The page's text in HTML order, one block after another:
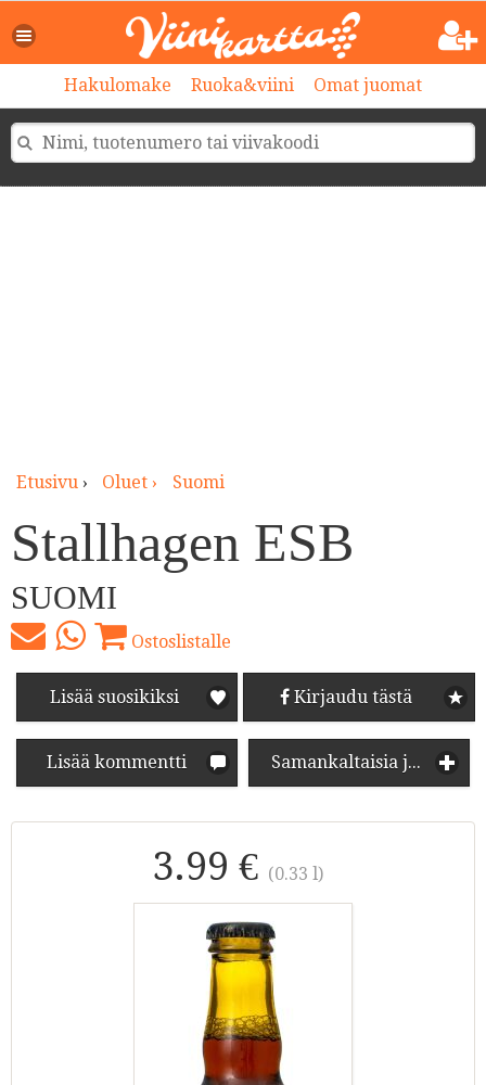
Hakulomake Ruoka&viini Omat juomat
Etusivu› Oluet › Suomi
Stallhagen ESB
SUOMI
Ostoslistalle
Lisää suosikiksi Kirjaudu tästä
Lisää kommentti Samankaltaisia juomia
3.99 € (0.33 l)